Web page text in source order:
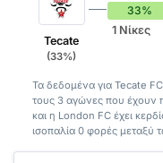
Tecate
(33%)
33%
1 Νίκες
Τα δεδομένα για Tecate
τους 3 αγώνες που έχουν
και η London FC έχει
ισοπαλία 0 φορές μεταξύ